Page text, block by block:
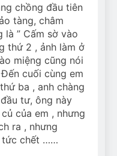
chồng đầu tiên
tàng, châm
là ” Cấm sờ vào
thứ 2 , ảnh làm ở
miệng cũng nói
cuối cùng em
ba , anh chàng
tư, ông này
của em , nhưng
ra , nhưng
tức chết ……